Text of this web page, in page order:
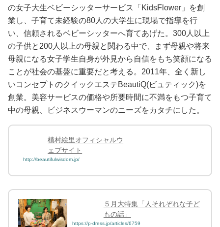
の女子大生ベビーシッターサービス「KidsFlower」を創
業し、子育て未経験の80人の大学生に現場で指導を行
い、信頼されるベビーシッターへ育てあげた。300人以上
の子供と200人以上の母親と関わる中で、まず母親や将来
母親になる女子学生自身が外見から自信をもち笑顔になる
ことが社会の基盤に重要だと考える。2011年、全く新し
いコンセプトのクイックエステBeautiQ(ビュティック)を
創業。美容サービスの価格や所要時間に不満をもつ子育て
中の母親、ビジネスウーマンのニーズをカタチにした。
植村絵里オフィシャルウ
ェブサイト
http://beautifulwisdom.jp/
５月大特集「人それぞれな子ど
もの話」
https://p-dress.jp/articles/6759